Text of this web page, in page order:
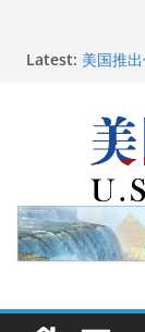
Latest: 广州市
美国人
美国最
人！
中国驻
再次访华